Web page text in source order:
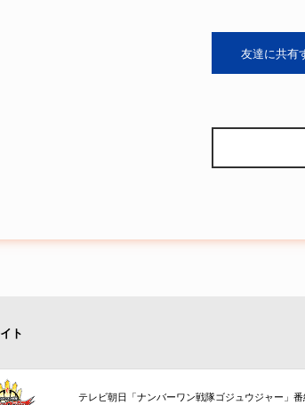
友達に共有
ト
テレビ朝日「ナンバーワン戦隊ゴジュウジャー」番